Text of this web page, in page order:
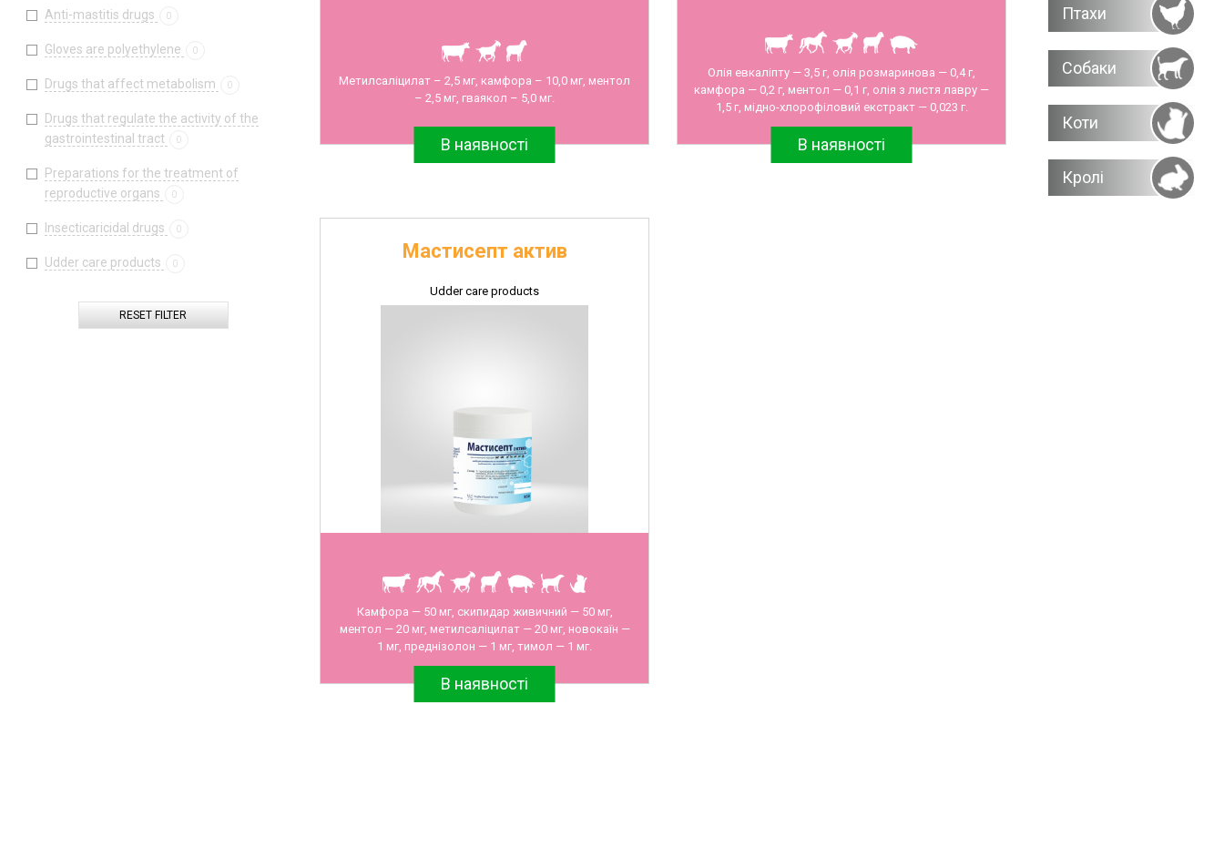
Anti-mastitis drugs 0
Gloves are polyethylene 0
Drugs that affect metabolism 0
Drugs that regulate the activity of the
gastrointestinal tract
0
Preparations for the treatment of
reproductive organs
0
Insecticaricidal drugs 0
Udder care products 0
RESET FILTER
Метилсаліцилат – 2,5 мг, камфора – 10,0 мг, ментол
– 2,5 мг, гваякол – 5,0 мг.
В наявності
Олія евкаліпту — 3,5 г, олія розмаринова — 0,4 г,
камфора — 0,2 г, ментол — 0,1 г, олія з листя лавру —
1,5 г, мідно-хлорофіловий екстракт — 0,023 г.
В наявності
Мастисепт актив
Udder care products
Камфора — 50 мг, скипидар живичний — 50 мг,
ментол — 20 мг, метилсаліцилат — 20 мг, новокаїн —
1 мг, преднізолон — 1 мг, тимол — 1 мг.
В наявності
Птахи
Собаки
Коти
Кролі